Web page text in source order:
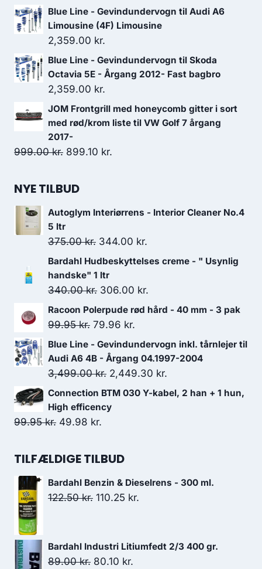
oprindelige
pris
2,195.00 kr..
aktuelle
pris
1,865.75 kr..
Blue Line - Gevindundervogn til Audi A6
Limousine (4F) Limousine
2,359.00 kr.
Blue Line - Gevindundervogn til Skoda
Octavia 5E - Årgang 2012- Fast bagbro
2,359.00 kr.
JOM Frontgrill med honeycomb gitter i sort
med rød/krom liste til VW Golf 7 årgang
2017-
999.00kr. Den
pris
999.00 kr..
899.10 kr.
899.10 kr..
NYE TILBUD
Autoglym Interiørrens - Interior Cleaner No.4
5 ltr
375.00kr. Den
oprindelige
pris
var:
375.00 kr..
344.00 kr.
aktuelle
344.00 kr..
Bardahl Hudbeskyttelses creme - " Usynlig
handske" 1 ltr
340.00kr. Den
oprindelige
pris
340.00 kr..
306.00 kr.
aktuelle
306.00 kr..
Racoon Polerpude rød hård - 40 mm - 3 pak
99.95kr. Den
oprindelige
pris
var:
99.95 kr..
79.96 kr.
aktuelle
pris
er:
79.96 kr..
Blue Line - Gevindundervogn inkl. tårnlejer til
Audi A6 4B - Årgang 04.1997-2004
3,499.00kr. Den
oprindelige
pris
2,449.30 kr.
aktuelle
Connection BTM 030 Y-kabel, 2 han + 1 hun,
High efficency
99.95kr. Den
pris
99.95 kr..
49.98 kr.
pris
49.98 kr..
TILFÆLDIGE TILBUD
Bardahl Benzin & Dieselrens - 300 ml.
122.50kr. Den
var:
122.50 kr..
110.25 kr.
er:
Bardahl Industri Litiumfedt 2/3 400 gr.
89.00kr. Den
80.10 kr.